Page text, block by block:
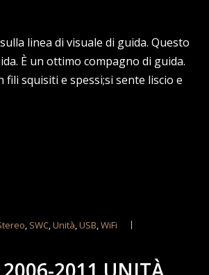
linea di visuale di guida. Questo
È un ottimo compagno di guida.
squisiti e spessi;si sente liscio e
SWC ,Unità ,USB ,WiFi